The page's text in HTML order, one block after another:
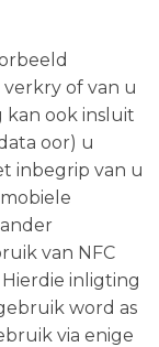
of van u
kan ook insluit
oor) u
inbegrip van u
van NFC
Hierdie inligting
word as
via enige